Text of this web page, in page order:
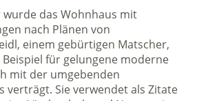
wurde das Wohnhaus mit
nach Plänen von
einem gebürtigen Matscher,
für gelungene moderne
mit der umgebenden
verträgt. Sie verwendet als Zitate